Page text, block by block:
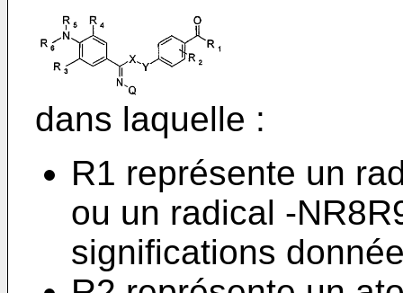
dans laquelle :
R1 représente un
ou un radical -
significations